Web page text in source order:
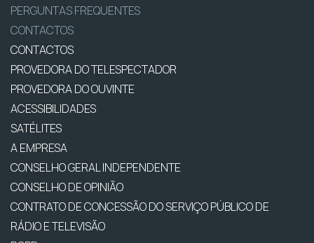
PERGUNTAS FREQUENTES
CONTACTOS
CONTACTOS
PROVEDORA DO TELESPECTADOR
PROVEDORA DO OUVINTE
ACESSIBILIDADES
SATÉLITES
A EMPRESA
CONSELHO GERAL INDEPENDENTE
CONSELHO DE OPINIÃO
CONTRATO DE CONCESSÃO DO SERVIÇO PÚBLICO DE
RÁDIO E TELEVISÃO